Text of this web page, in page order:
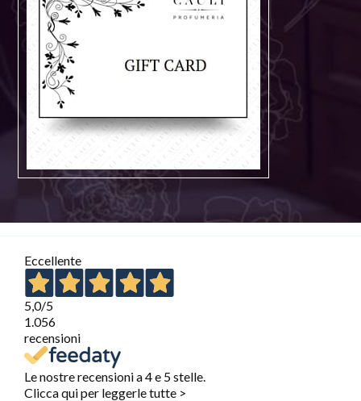
Eccellente
5,0/5
1.056
recensioni
Le nostre recensioni a 4 e 5 stelle.
Clicca qui per leggerle tutte >